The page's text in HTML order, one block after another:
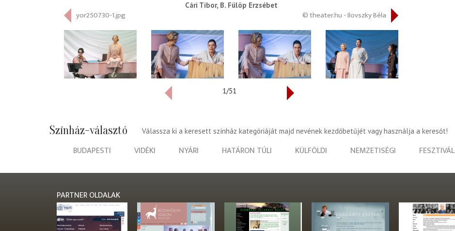
Cári Tibor, B. Fülöp Erzsébet
© theater.hu - Ilovszky Béla
yor250730-1.jpg
1/51
Színház-választó Válassza ki a keresett színház kategóriáját majd nevének kezdőbetűjét vagy használja a keresőt!
BUDAPESTI VIDÉKI NYÁRI HATÁRON TÚLI KÜLFÖLDI NEMZETISÉGI FESZTIVÁL
PARTNER OLDALAK